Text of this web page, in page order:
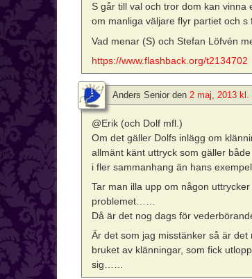
S går till val och tror dom kan vinna
om manliga väljare flyr partiet och
Vad menar (S) och Stefan Löfvén
https://www.flashback.org/t2134702
Anders Senior den 2 maj, 2013 kl.
@Erik (och Dolf mfl.)
Om det gäller Dolfs inlägg om
allmänt känt uttryck som gäller
i fler sammanhang än hans exempel.
Tar man illa upp om någon
problemet……
Då är det nog dags för
Är det som jag misstänker så är
bruket av klänningar, som fick
sig……